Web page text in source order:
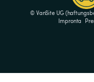
© VanSite UG
Impronta